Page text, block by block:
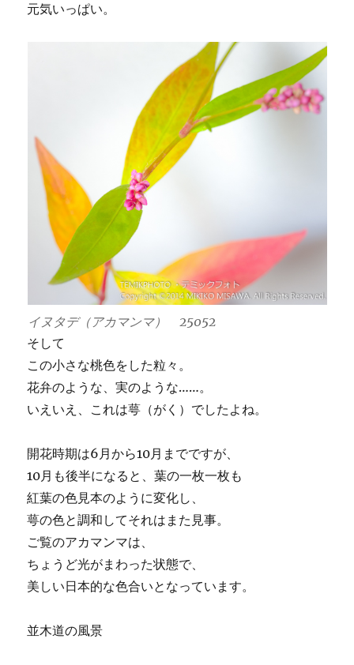
元気いっぱい。
イヌタデ（アカマンマ） 25052
そして
この小さな桃色をした粒々。
花弁のような、実のような……。
いえいえ、これは萼（がく）でしたよね。
開花時期は6月から10月までですが、
10月も後半になると、葉の一枚一枚も
紅葉の色見本のように変化し、
萼の色と調和してそれはまた見事。
ご覧のアカマンマは、
ちょうど光がまわった状態で、
美しい日本的な色合いとなっています。
並木道の風景